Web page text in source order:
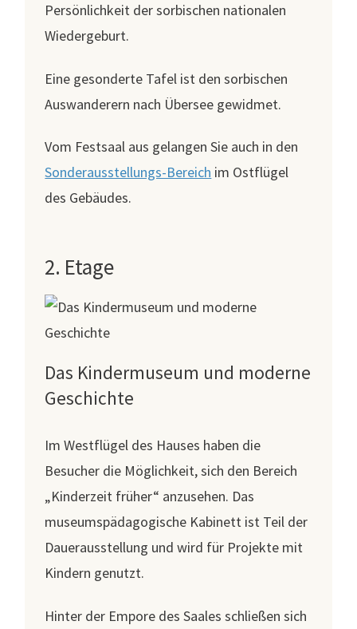
Persönlichkeit der sorbischen nationalen
Wiedergeburt.
Eine gesonderte Tafel ist den sorbischen
Auswanderern nach Übersee gewidmet.
Vom Festsaal aus gelangen Sie auch in den
Sonderausstellungs-Bereich im Ostflügel
des Gebäudes.
2. Etage
Das Kindermuseum und moderne
Geschichte
Im Westflügel des Hauses haben die
Besucher die Möglichkeit, sich den Bereich
„Kinderzeit früher“ anzusehen. Das
museumspädagogische Kabinett ist Teil der
Dauerausstellung und wird für Projekte mit
Kindern genutzt.
Hinter der Empore des Saales schließen sich